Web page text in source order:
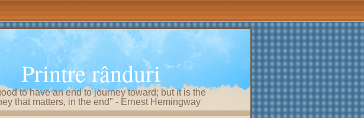
Printre rânduri
to have an end to journey toward; but it is the
that matters, in the end" - Ernest Hemingway